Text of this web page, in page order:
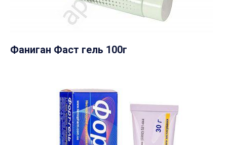
Фаниган Фаст гель 100г